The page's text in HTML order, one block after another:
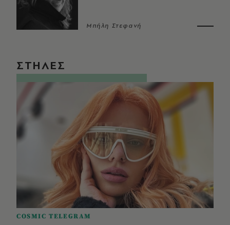
Μπήλη Στεφανή
ΣΤΗΛΕΣ
COSMIC TELEGRAM